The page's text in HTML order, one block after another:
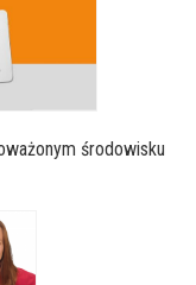
środowisku